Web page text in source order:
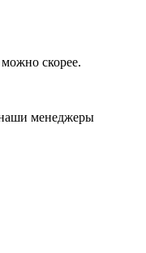
скорее.
менеджеры